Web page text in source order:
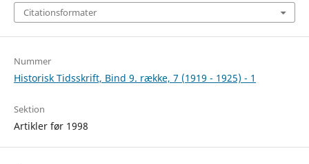
Citationsformater
Nummer
Historisk Tidsskrift, Bind 9. række, 7 (1919 - 1925) - 1
Sektion
Artikler før 1998